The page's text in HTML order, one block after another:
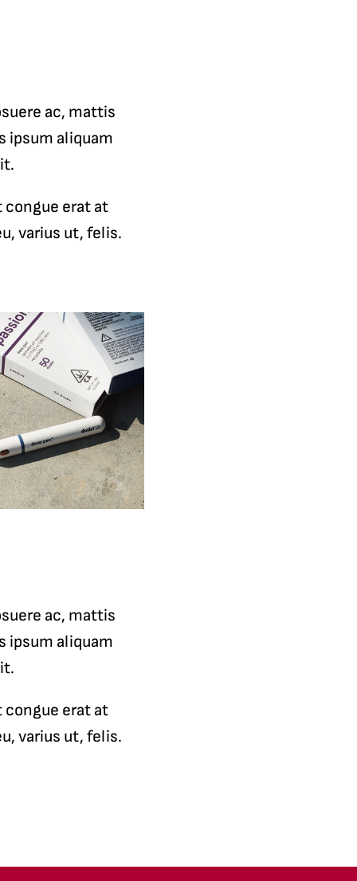
ac, mattis
ipsum aliquam
congue erat at
varius ut, felis.
ac, mattis
ipsum aliquam
congue erat at
varius ut, felis.